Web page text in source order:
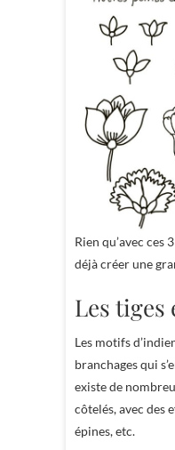
Rien qu’avec ces
déjà créer une
Les tiges
Les motifs
branchages qui
existe de
côtelés, avec des
épines, etc.